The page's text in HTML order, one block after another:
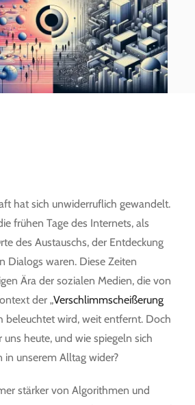
hat sich unwiderruflich gewandelt.
frühen Tage des Internets, als
des Austauschs, der Entdeckung
Dialogs waren. Diese Zeiten
Ära der sozialen Medien, die von
der „Verschlimmscheißerung
beleuchtet wird, weit entfernt. Doch
heute, und wie spiegeln sich
in unserem Alltag wider?
stärker von Algorithmen und